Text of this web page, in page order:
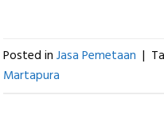
Posted in Jasa Pemetaan |
Martapura